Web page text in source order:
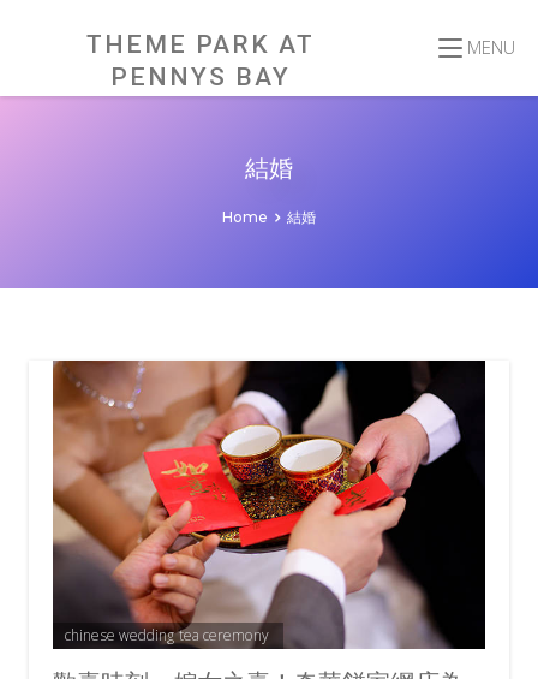
THEME PARK AT
PENNYS BAY
MENU
結婚
Home 結婚
chinese wedding tea ceremony